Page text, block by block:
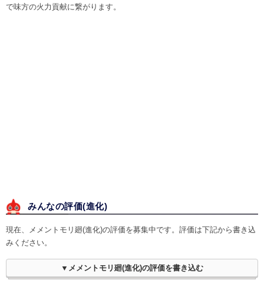
で味方の火力貢献に繋がります。
みんなの評価(進化)
現在、メメントモリ廻(進化)の評価を募集中です。評価は下記から書き込
みください。
▼メメントモリ廻(進化)の評価を書き込む